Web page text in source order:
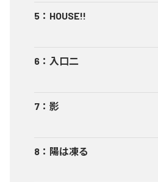
5 ： HOUSE!!
6 ： 入口二
7 ： 影
8 ： 陽は凍る